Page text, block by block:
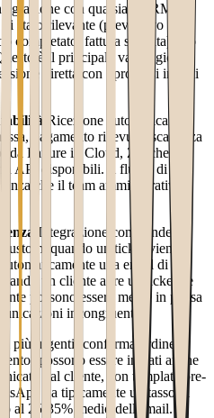
con qualsiasi CRM o
stato rilevante (preventivo
completato, fattura scaduta) può
è il principale vantaggio
diretta con i processi interni
Ricezione automatica di
pagamento ricevuto, scadenza
da Fatture in Cloud, Zucchetti,
API disponibili. Il flusso di
che il team amministrativo
Integrazione con Zendesk,
quando un ticket viene
una email di
un cliente apre un ticket, le
possono essere messe in pausa
incongruenti.
più urgenti (conferma ordine,
possono essere inviati anche
dal cliente, con template pre-
ha tipicamente un tasso di
al 25-35% medio dell'email.